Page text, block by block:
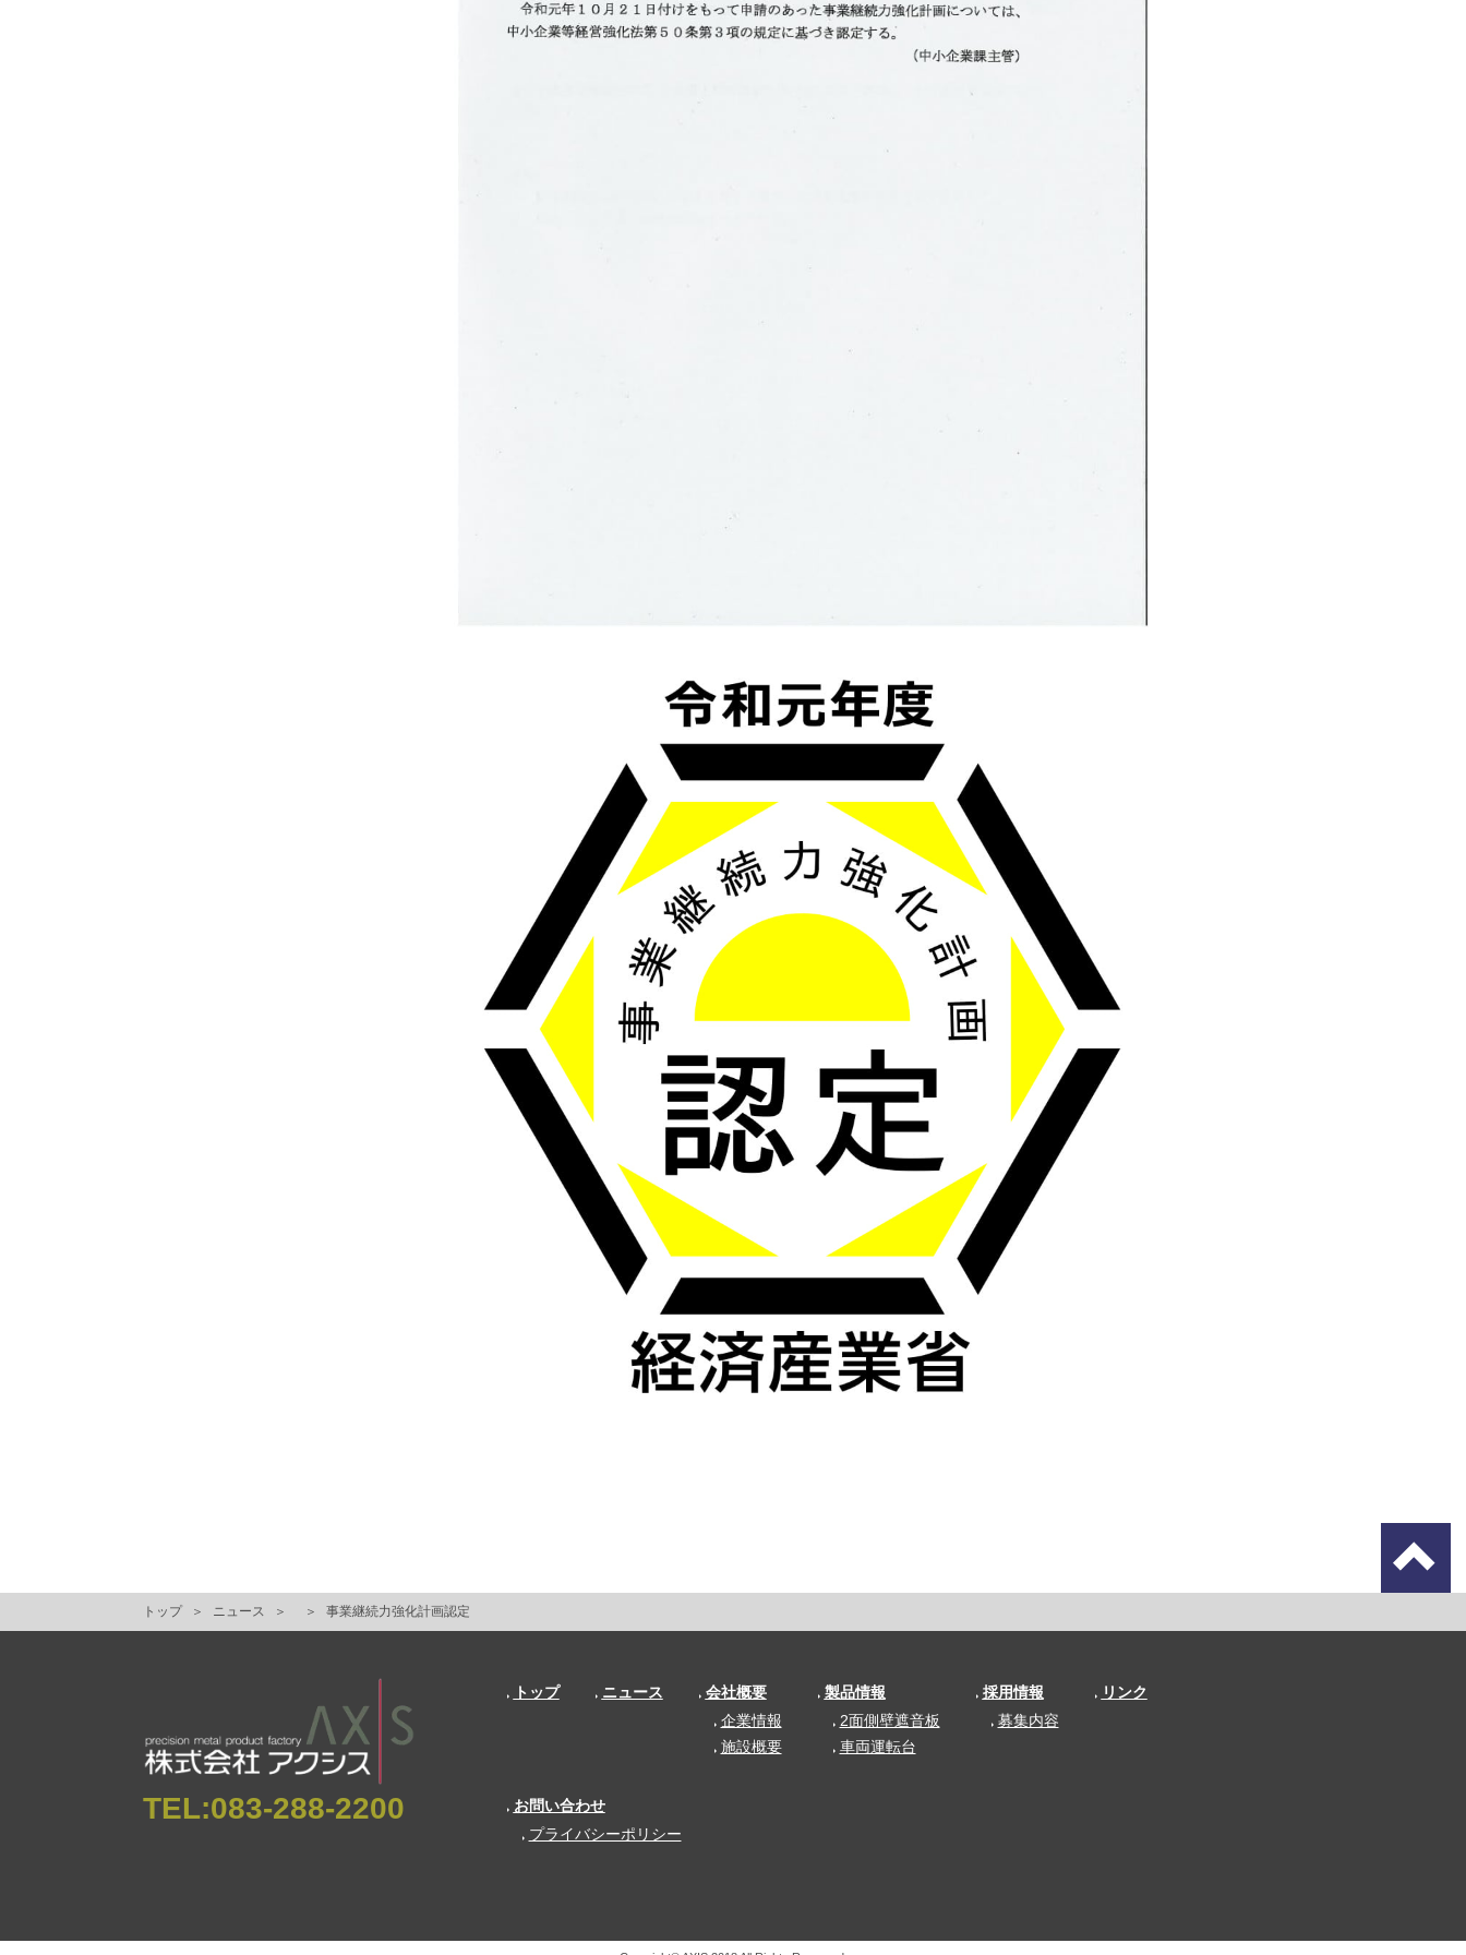
トップ ニュース 事業継続力強化計画認定
TEL:083-288-2200
トップ ニュース
会社概要
企業情報
施設概要
製品情報
2面側壁遮音板
車両運転台
採用情報
募集内容
リンク
お問い合わせ
プライバシーポリシー